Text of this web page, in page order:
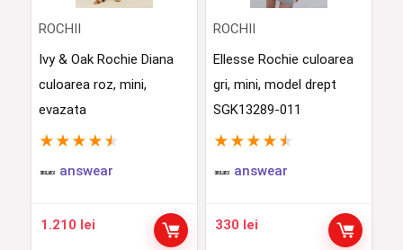
ROCHII
Ivy & Oak Rochie Diana
culoarea roz, mini,
evazata
★ ★ ★ ★ ★
answear
1.210 lei
ROCHII
Ellesse Rochie culoarea
gri, mini, model drept
SGK13289-011
★ ★ ★ ★ ★
answear
330 lei